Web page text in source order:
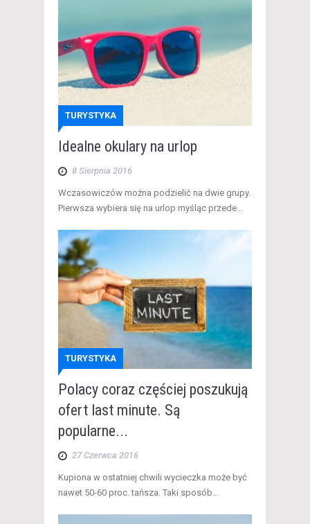
TURYSTYKA
Idealne okulary na urlop
8 Sierpnia 2016
Wczasowiczów można podzielić na dwie grupy.
Pierwsza wybiera się na urlop myśląc przede...
TURYSTYKA
Polacy coraz częściej poszukują
ofert last minute. Są
popularne...
27 Czerwca 2016
Kupiona w ostatniej chwili wycieczka może być
nawet 50-60 proc. tańsza. Taki sposób...